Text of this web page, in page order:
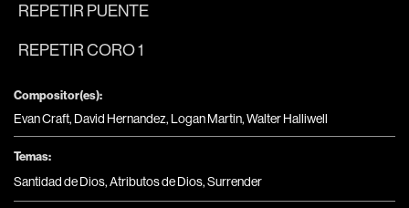
REPETIR PUENTE
REPETIR CORO 1
Compositor(es):
Evan Craft, David Hernandez, Logan Martin, Walter Halliwell
Temas:
Santidad de Dios,Atributos de Dios,Surrender